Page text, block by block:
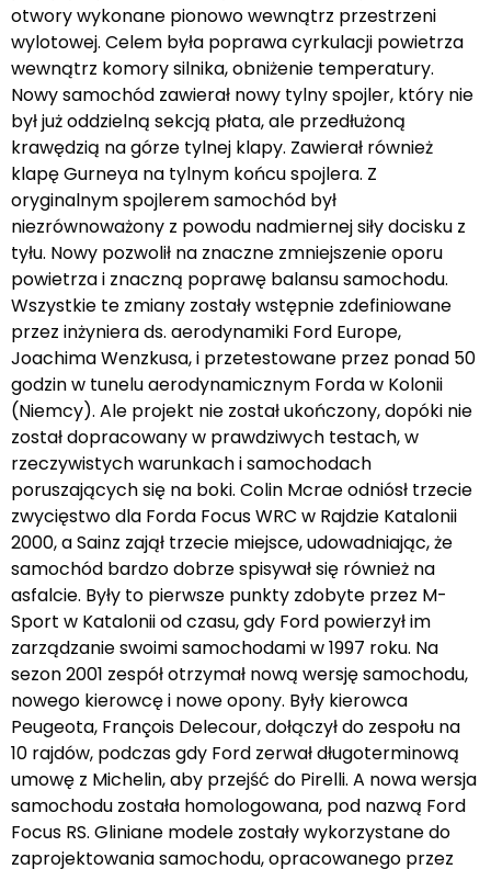
otwory wykonane pionowo wewnątrz przestrzeni
wylotowej. Celem była poprawa cyrkulacji powietrza
wewnątrz komory silnika, obniżenie temperatury.
Nowy samochód zawierał nowy tylny spojler, który nie
był już oddzielną sekcją płata, ale przedłużoną
krawędzią na górze tylnej klapy. Zawierał również
klapę Gurneya na tylnym końcu spojlera. Z
oryginalnym spojlerem samochód był
niezrównoważony z powodu nadmiernej siły docisku z
tyłu. Nowy pozwolił na znaczne zmniejszenie oporu
powietrza i znaczną poprawę balansu samochodu.
Wszystkie te zmiany zostały wstępnie zdefiniowane
przez inżyniera ds. aerodynamiki Ford Europe,
Joachima Wenzkusa, i przetestowane przez ponad 50
godzin w tunelu aerodynamicznym Forda w Kolonii
(Niemcy). Ale projekt nie został ukończony, dopóki nie
został dopracowany w prawdziwych testach, w
rzeczywistych warunkach i samochodach
poruszających się na boki. Colin Mcrae odniósł trzecie
zwycięstwo dla Forda Focus WRC w Rajdzie Katalonii
2000, a Sainz zajął trzecie miejsce, udowadniając, że
samochód bardzo dobrze spisywał się również na
asfalcie. Były to pierwsze punkty zdobyte przez M-
Sport w Katalonii od czasu, gdy Ford powierzył im
zarządzanie swoimi samochodami w 1997 roku. Na
sezon 2001 zespół otrzymał nową wersję samochodu,
nowego kierowcę i nowe opony. Były kierowca
Peugeota, François Delecour, dołączył do zespołu na
10 rajdów, podczas gdy Ford zerwał długoterminową
umowę z Michelin, aby przejść do Pirelli. A nowa wersja
samochodu została homologowana, pod nazwą Ford
Focus RS. Gliniane modele zostały wykorzystane do
zaprojektowania samochodu, opracowanego przez